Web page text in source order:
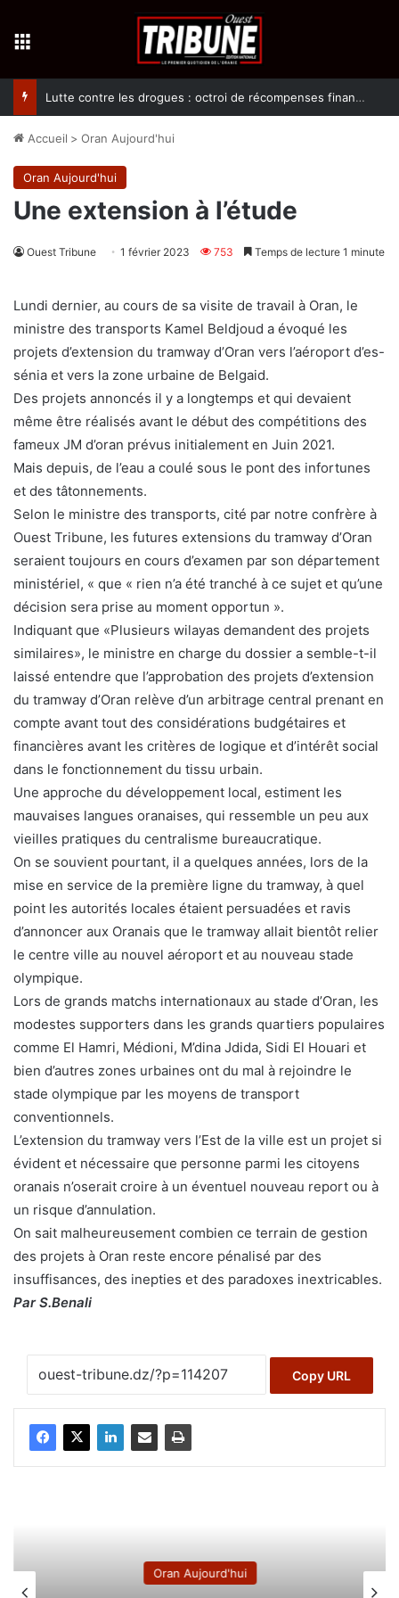
Lutte contre les drogues : octroi de récompenses financières aux dénonciateurs de trafiquants
Accueil > Oran Aujourd'hui
Oran Aujourd'hui
Une extension à l’étude
Ouest Tribune 1 février 2023 753 Temps de lecture 1 minute
Lundi dernier, au cours de sa visite de travail à Oran, le
ministre des transports Kamel Beldjoud a évoqué les
projets d’extension du tramway d’Oran vers l’aéroport d’es-
sénia et vers la zone urbaine de Belgaid.
Des projets annoncés il y a longtemps et qui devaient
même être réalisés avant le début des compétitions des
fameux JM d’oran prévus initialement en Juin 2021.
Mais depuis, de l’eau a coulé sous le pont des infortunes
et des tâtonnements.
Selon le ministre des transports, cité par notre confrère à
Ouest Tribune, les futures extensions du tramway d’Oran
seraient toujours en cours d’examen par son département
ministériel, « que « rien n’a été tranché à ce sujet et qu’une
décision sera prise au moment opportun ».
Indiquant que «Plusieurs wilayas demandent des projets
similaires», le ministre en charge du dossier a semble-t-il
laissé entendre que l’approbation des projets d’extension
du tramway d’Oran relève d’un arbitrage central prenant en
compte avant tout des considérations budgétaires et
financières avant les critères de logique et d’intérêt social
dans le fonctionnement du tissu urbain.
Une approche du développement local, estiment les
mauvaises langues oranaises, qui ressemble un peu aux
vieilles pratiques du centralisme bureaucratique.
On se souvient pourtant, il a quelques années, lors de la
mise en service de la première ligne du tramway, à quel
point les autorités locales étaient persuadées et ravis
d’annoncer aux Oranais que le tramway allait bientôt relier
le centre ville au nouvel aéroport et au nouveau stade
olympique.
Lors de grands matchs internationaux au stade d’Oran, les
modestes supporters dans les grands quartiers populaires
comme El Hamri, Médioni, M’dina Jdida, Sidi El Houari et
bien d’autres zones urbaines ont du mal à rejoindre le
stade olympique par les moyens de transport
conventionnels.
L’extension du tramway vers l’Est de la ville est un projet si
évident et nécessaire que personne parmi les citoyens
oranais n’oserait croire à un éventuel nouveau report ou à
un risque d’annulation.
On sait malheureusement combien ce terrain de gestion
des projets à Oran reste encore pénalisé par des
insuffisances, des inepties et des paradoxes inextricables.
Par S.Benali
Copy URL
Oran Aujourd'hui